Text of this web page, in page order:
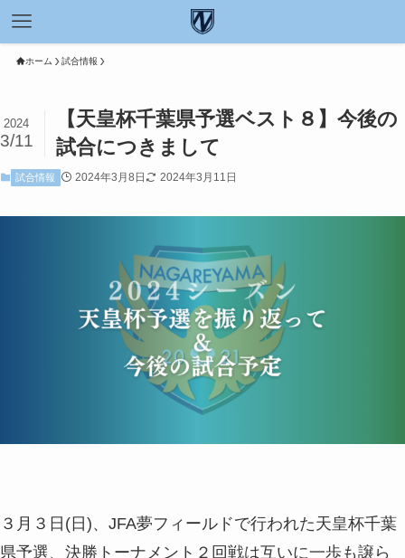
ホーム 試合情報
【天皇杯千葉県予選ベスト８】今後の
試合につきまして
2024
3/11
試合情報 2024年3月8日 2024年3月11日
３月３日(日)、JFA夢フィールドで行われた天皇杯千葉
県予選、決勝トーナメント２回戦は互いに一歩も譲ら